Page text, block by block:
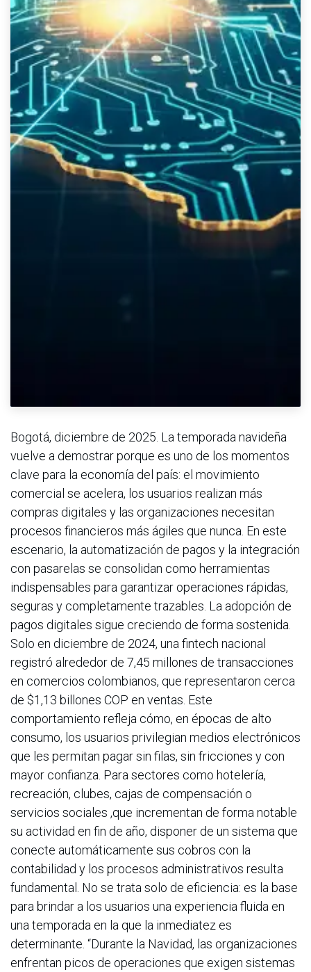
Bogotá, diciembre de 2025. La temporada navideña
vuelve a demostrar porque es uno de los momentos
clave para la economía del país: el movimiento
comercial se acelera, los usuarios realizan más
compras digitales y las organizaciones necesitan
procesos financieros más ágiles que nunca. En este
escenario, la automatización de pagos y la integración
con pasarelas se consolidan como herramientas
indispensables para garantizar operaciones rápidas,
seguras y completamente trazables. La adopción de
pagos digitales sigue creciendo de forma sostenida.
Solo en diciembre de 2024, una fintech nacional
registró alrededor de 7,45 millones de transacciones
en comercios colombianos, que representaron cerca
de $1,13 billones COP en ventas. Este
comportamiento refleja cómo, en épocas de alto
consumo, los usuarios privilegian medios electrónicos
que les permitan pagar sin filas, sin fricciones y con
mayor confianza. Para sectores como hotelería,
recreación, clubes, cajas de compensación o
servicios sociales ,que incrementan de forma notable
su actividad en fin de año, disponer de un sistema que
conecte automáticamente sus cobros con la
contabilidad y los procesos administrativos resulta
fundamental. No se trata solo de eficiencia: es la base
para brindar a los usuarios una experiencia fluida en
una temporada en la que la inmediatez es
determinante. “Durante la Navidad, las organizaciones
enfrentan picos de operaciones que exigen sistemas